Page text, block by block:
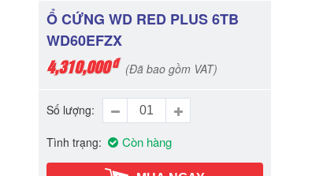
Ổ CỨNG WD RED PLUS 6TB
WD60EFZX
4,310,000đ (Đã bao gồm VAT)
Số lượng
Tình trạng Còn hàng